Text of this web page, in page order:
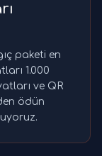
paketi en
1.000
ve QR
ödün